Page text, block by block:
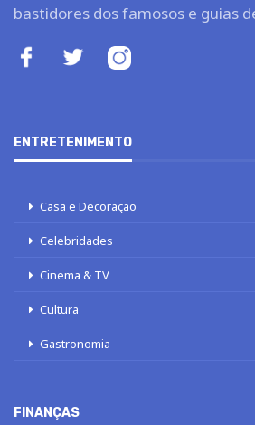
bastidores dos famosos e guias
ENTRETENIMENTO
Casa e Decoração
Celebridades
Cinema & TV
Cultura
Gastronomia
FINANÇAS